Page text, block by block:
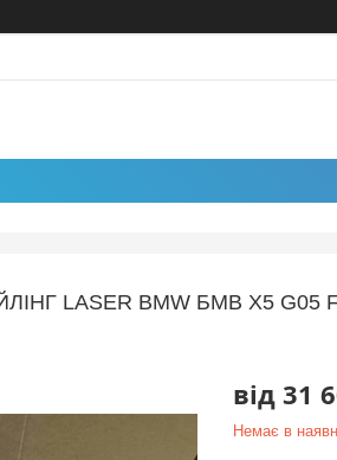
LASER BMW БМВ X5 G05
від 31
Немає в